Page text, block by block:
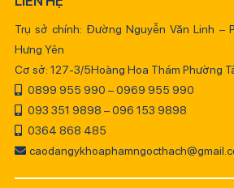
Trụ sở chính: Đường Nguyễn Văn Linh –
Hưng Yên
Cơ sở: 127-3/5Hoàng Hoa Thám Phường
0899 955 990 – 0969 955 990
093 351 9898 – 096 153 9898
0364 868 485